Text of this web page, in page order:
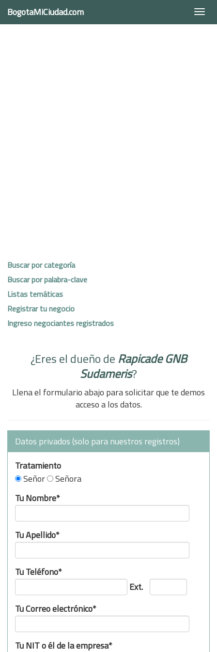
BogotaMiCiudad.com
Buscar por categoría
Buscar por palabra-clave
Listas temáticas
Registrar tu negocio
Ingreso negociantes registrados
¿Eres el dueño de Rapicade GNB
Sudameris?
Llena el formulario abajo para solicitar que te demos
acceso a los datos.
Datos privados (solo para nuestros registros)
Tratamiento
Señor
Señora
Tu Nombre*
Tu Apellido*
Tu Teléfono*
Ext.
Tu Correo electrónico*
Tu NIT o él de la empresa*